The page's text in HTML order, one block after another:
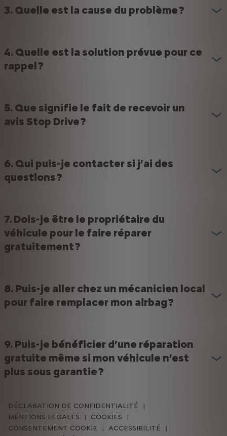
3. Quelle est la cause du problème ?
4. Quelle est la solution prévue pour ce
rappel ?
5. Que signifie le fait de recevoir un
avis Stop Drive ?
6. Qui puis-je contacter si j’ai des
questions ?
7. Dois-je être le propriétaire du
véhicule pour le faire réparer
gratuitement ?
8. Puis-je aller chez un mécanicien local
pour faire remplacer mon airbag ?
9. Puis-je bénéficier d’une réparation
gratuite même si mon véhicule n’est
plus sous garantie ?
DÉCLARATION DE CONFIDENTIALITÉ
MENTIONS LÉGALES
COOKIES
CONSENTEMENT COOKIE
ACCESSIBILITÉ